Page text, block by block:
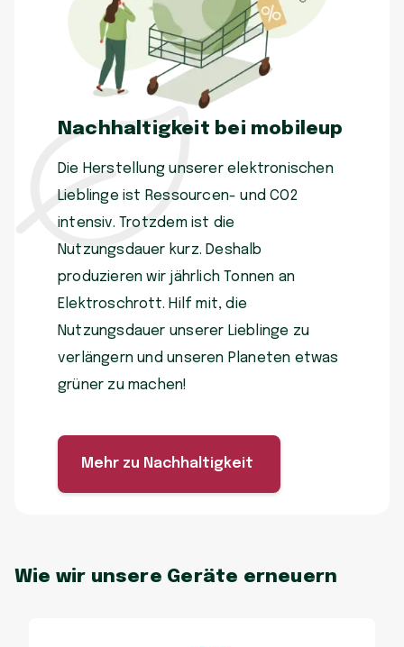
Nachhaltigkeit bei mobileup
Die Herstellung unserer elektronischen
Lieblinge ist Ressourcen- und CO2
intensiv. Trotzdem ist die
Nutzungsdauer kurz. Deshalb
produzieren wir jährlich Tonnen an
Elektroschrott. Hilf mit, die
Nutzungsdauer unserer Lieblinge zu
verlängern und unseren Planeten etwas
grüner zu machen!
Mehr zu Nachhaltigkeit
Wie wir unsere Geräte erneuern